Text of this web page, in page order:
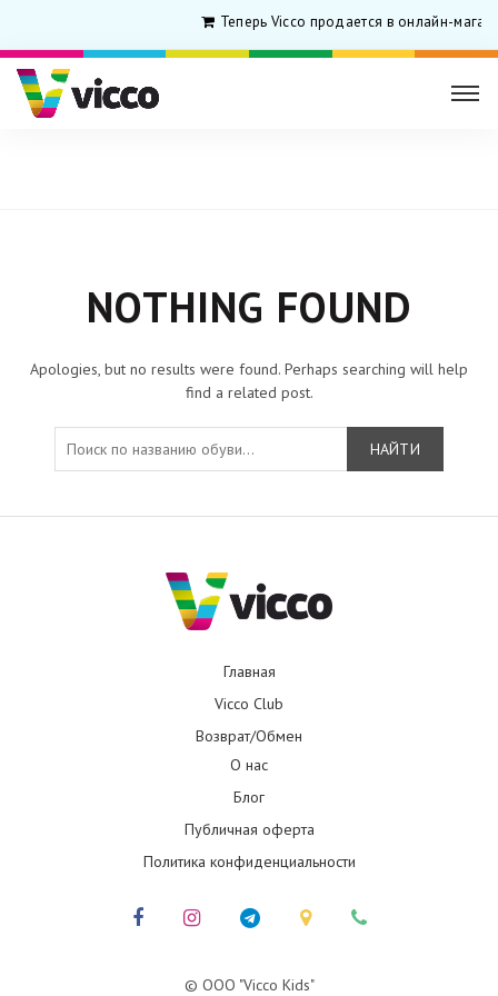
Теперь Vicco продается в онлайн-
NOTHING FOUND
Apologies, but no results were found. Perhaps searching will help
find a related post.
НАЙТИ
Главная
Vicco Club
Возврат/Обмен
О нас
Блог
Публичная оферта
Политика конфиденциальности
© ООО "Vicco Kids"